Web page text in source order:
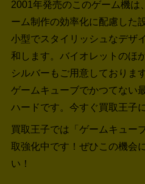
2001年発売のこのゲーム機は
ーム制作の効率化に配慮した
小型でスタイリッシュなデザ
和します。バイオレットのほ
シルバーもご用意しております
ゲームキューブでかつてない
ハードです。今すぐ買取王子
買取王子では「ゲームキュー
取強化中です！ ぜひこの機会
い！